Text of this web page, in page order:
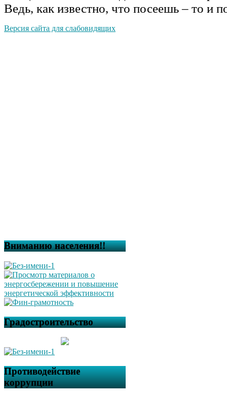
Ведь, как известно, что посеешь – то и
Версия сайта для слабовидящих
Вниманию населения!!
Градостроительство
Противодействие
коррупции